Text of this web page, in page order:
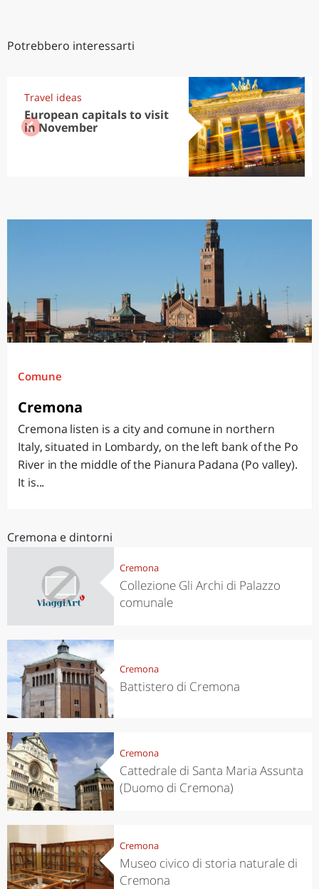
Potrebbero interessarti
Travel ideas
European capitals to visit
in November
Comune
Cremona
Cremona listen is a city and comune in northern
Italy, situated in Lombardy, on the left bank of the Po
River in the middle of the Pianura Padana (Po valley).
It is...
Cremona e dintorni
Cremona
Collezione Gli Archi di Palazzo
comunale
Cremona
Battistero di Cremona
Cremona
Cattedrale di Santa Maria Assunta
(Duomo di Cremona)
Cremona
Museo civico di storia naturale di
Cremona